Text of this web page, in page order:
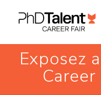
Exposez